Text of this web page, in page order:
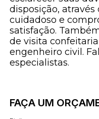
disposição,
cuidadoso e
satisfação.
de visita
engenheiro civil.
especialistas.
FAÇA UM